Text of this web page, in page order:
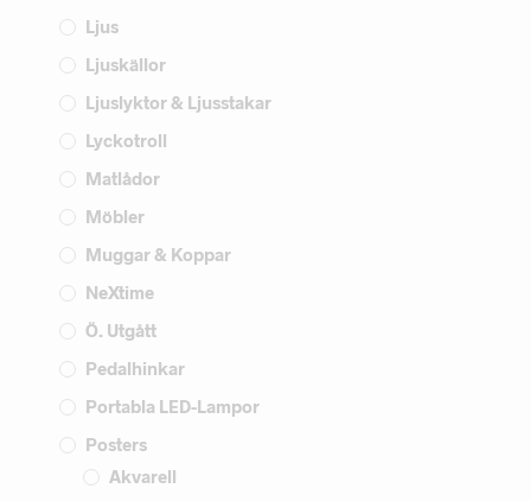
Ljus
Ljuskällor
Ljuslyktor & Ljusstakar
Lyckotroll
Matlådor
Möbler
Muggar & Koppar
NeXtime
Ö. Utgått
Pedalhinkar
Portabla LED-Lampor
Posters
Akvarell